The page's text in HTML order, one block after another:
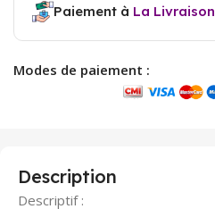
Paiement à La Livraison
Modes de paiement :
Description
Descriptif :